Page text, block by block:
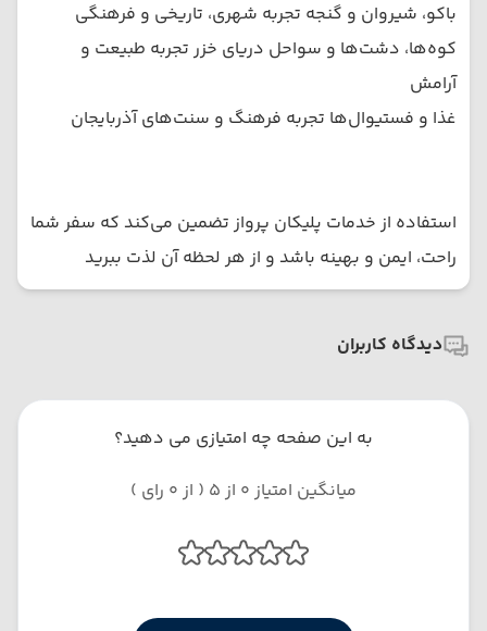
باكو، شیروان و گنجه تجربه شهری، تاریخی و فرهنگی
کوه‌ها، دشت‌ها و سواحل دریای خزر تجربه طبیعت و
آرامش
غذا و فستیوال‌ها تجربه فرهنگ و سنت‌های آذربایجان
استفاده از خدمات پلیکان پرواز تضمین می‌کند که سفر شما
راحت، ایمن و بهینه باشد و از هر لحظه آن لذت ببرید
دیدگاه کاربران
به این صفحه چه امتیازی می دهید؟
میانگین امتیاز 0 از 5 ( از 0 رای )